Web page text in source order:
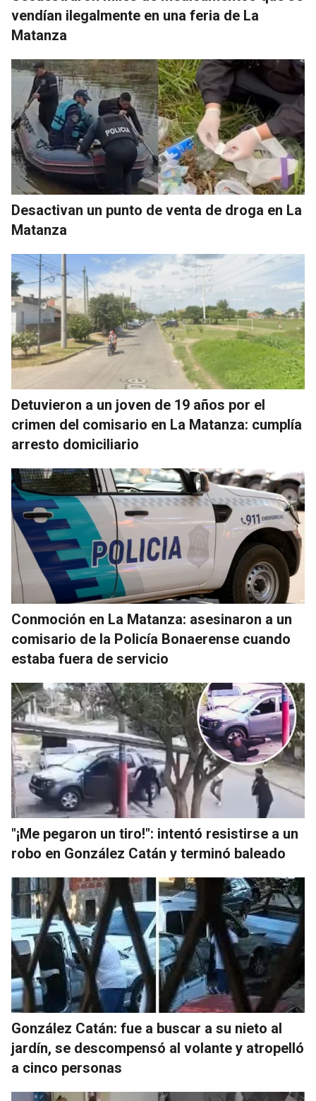
vendían ilegalmente en una feria de La
Matanza
Desactivan un punto de venta de droga en La
Matanza
Detuvieron a un joven de 19 años por el
crimen del comisario en La Matanza: cumplía
arresto domiciliario
Conmoción en La Matanza: asesinaron a un
comisario de la Policía Bonaerense cuando
estaba fuera de servicio
"¡Me pegaron un tiro!": intentó resistirse a un
robo en González Catán y terminó baleado
González Catán: fue a buscar a su nieto al
jardín, se descompensó al volante y atropelló
a cinco personas